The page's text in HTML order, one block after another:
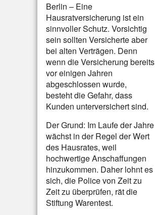
Berlin – Eine
Hausratversicherung ist ein
sinnvoller Schutz. Vorsichtig
sein sollten Versicherte aber
bei alten Verträgen. Denn
wenn die Versicherung bereits
vor einigen Jahren
abgeschlossen wurde,
besteht die Gefahr, dass
Kunden unterversichert sind.
Der Grund: Im Laufe der Jahre
wächst in der Regel der Wert
des Hausrates, weil
hochwertige Anschaffungen
hinzukommen. Daher lohnt es
sich, die Police von Zeit zu
Zeit zu überprüfen, rät die
Stiftung Warentest.